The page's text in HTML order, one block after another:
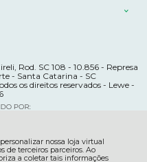
nossa loja virtual
de terceiros parceiros. Ao
a coletar tais informações
Rod. SC 108 - 10.856 - Represa
- Santa Catarina - SC
os direitos reservados - Lewe -